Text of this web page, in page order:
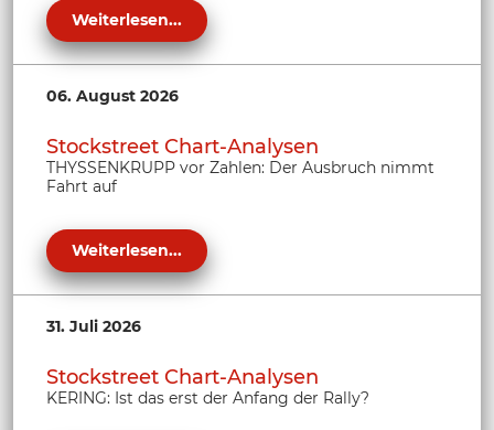
Weiterlesen...
06. August 2026
Stockstreet Chart-Analysen
THYSSENKRUPP vor Zahlen: Der Ausbruch nimmt
Fahrt auf
Weiterlesen...
31. Juli 2026
Stockstreet Chart-Analysen
KERING: Ist das erst der Anfang der Rally?